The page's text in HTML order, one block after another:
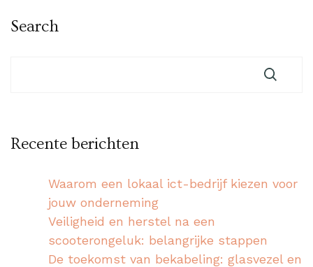
Search
Recente berichten
Waarom een lokaal ict-bedrijf kiezen voor
jouw onderneming
Veiligheid en herstel na een
scooterongeluk: belangrijke stappen
De toekomst van bekabeling: glasvezel en